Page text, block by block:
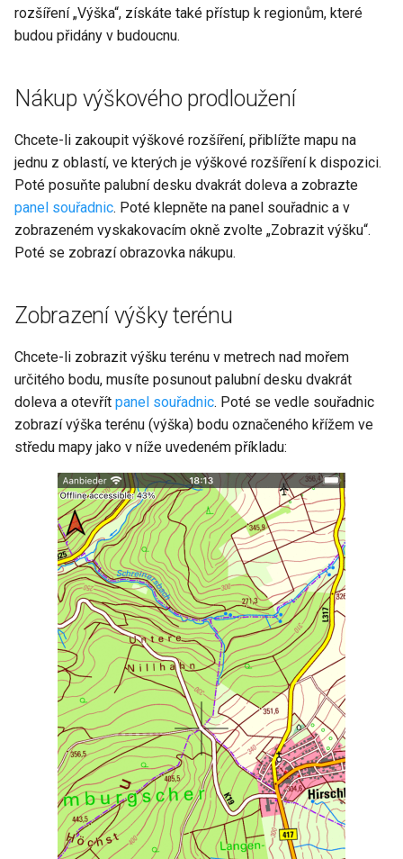
Výška nad zemí
výškového prodloužení
Přesnost
Privacy
rozšíření „Výška“, získáte také přístup k regionům, které
budou přidány v budoucnu.
Nákup výškového prodloužení
Chcete-li zakoupit výškové rozšíření, přiblížte mapu na
jednu z oblastí, ve kterých je výškové rozšíření k dispozici.
Poté posuňte palubní desku dvakrát doleva a zobrazte
panel souřadnic. Poté klepněte na panel souřadnic a v
zobrazeném vyskakovacím okně zvolte „Zobrazit výšku“.
Poté se zobrazí obrazovka nákupu.
Zobrazení výšky terénu
Chcete-li zobrazit výšku terénu v metrech nad mořem
určitého bodu, musíte posunout palubní desku dvakrát
doleva a otevřít panel souřadnic. Poté se vedle souřadnic
zobrazí výška terénu (výška) bodu označeného křížem ve
středu mapy jako v níže uvedeném příkladu: